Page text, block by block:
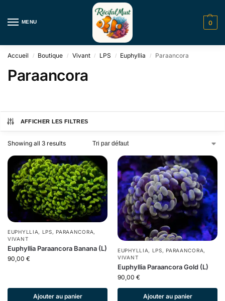
MENU 0
Accueil / Boutique / Vivant / LPS / Euphyllia / Paraancora
Paraancora
AFFICHER LES FILTRES
Showing all 3 results
EUPHYLLIA, LPS,PARAANCORA,
VIVANT
Euphyllia Paraancora Banana (L)
90,00 €
Ajouter au panier
EUPHYLLIA, LPS, PARAANCORA,
VIVANT
Euphyllia Paraancora Gold (L)
90,00 €
Ajouter au panier